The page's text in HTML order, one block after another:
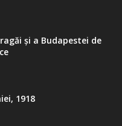
şi a Budapestei de
1918